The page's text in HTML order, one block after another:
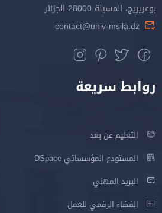
بوعريريج، المسيلة 28000 الجزائر
contact@univ-msila.dz
روابط سريعة
التعليم عن بعد
المستودع المؤسساتي DSpace
البريد المهني
الفضاء الرقمي للعمل